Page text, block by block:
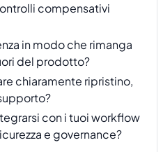
compensativi
in modo che rimanga
del prodotto?
chiaramente ripristino,
con i tuoi workflow
e governance?